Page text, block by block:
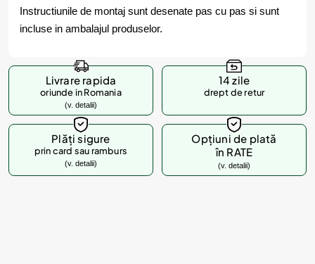
Instructiunile de montaj sunt desenate pas cu pas si sunt
incluse in ambalajul produselor.
Livrare rapida
oriunde in Romania
(v. detalii)
14 zile
drept de retur
Plăți sigure
prin card sau ramburs
(v. detalii)
Opțiuni de plată
în RATE
(v. detalii)